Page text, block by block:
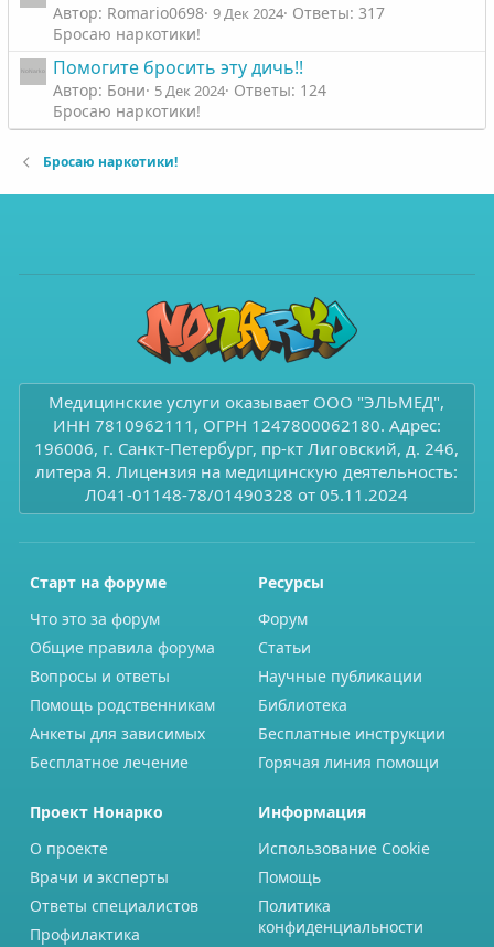
Автор: Romario0698 9 Дек 2024 Ответы: 317
Бросаю наркотики!
Помогите бросить эту дичь!!
Автор: Бони 5 Дек 2024 Ответы: 124
Бросаю наркотики!
Бросаю наркотики!
Медицинские услуги оказывает ООО "ЭЛЬМЕД",
ИНН 7810962111, ОГРН 1247800062180. Адрес:
196006, г. Санкт-Петербург, пр-кт Лиговский, д. 246,
литера Я. Лицензия на медицинскую деятельность:
Л041-01148-78/01490328 от 05.11.2024
Старт на форуме
Что это за форум
Общие правила форума
Вопросы и ответы
Помощь родственникам
Анкеты для зависимых
Бесплатное лечение
Ресурсы
Форум
Статьи
Научные публикации
Библиотека
Бесплатные инструкции
Горячая линия помощи
Проект Нонарко
О проекте
Врачи и эксперты
Ответы специалистов
Профилактика
Информация
Использование Cookie
Помощь
Политика
конфиденциальности